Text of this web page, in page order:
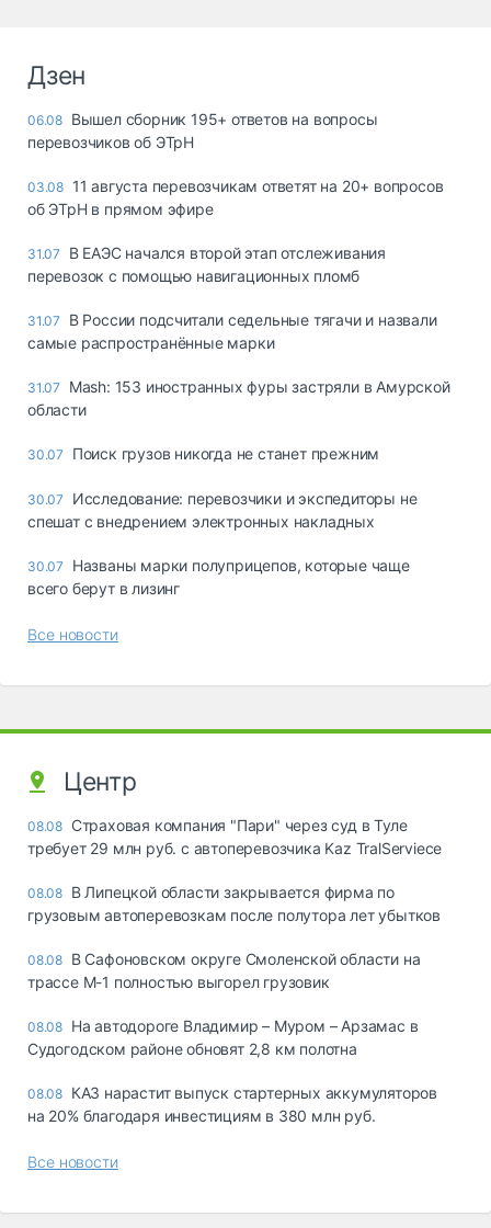
Дзен
06.08 Вышел сборник 195+ ответов на вопросы
перевозчиков об ЭТрН
03.08 11 августа перевозчикам ответят на 20+ вопросов
об ЭТрН в прямом эфире
31.07
В ЕАЭС начался второй этап отслеживания
перевозок с помощью навигационных пломб
31.07
В России подсчитали седельные тягачи и назвали
самые распространённые марки
31.07
Mash: 153 иностранных фуры застряли в Амурской
области
30.07 Поиск грузов никогда не станет прежним
30.07
Исследование: перевозчики и экспедиторы не
спешат с внедрением электронных накладных
30.07
Названы марки полуприцепов, которые чаще
всего берут в лизинг
Все новости
Центр
08.08 Страховая компания "Пари" через суд в Туле
требует 29 млн руб. с автоперевозчика Kaz TralServiece
08.08 В Липецкой области закрывается фирма по
грузовым автоперевозкам после полутора лет убытков
08.08 В Сафоновском округе Смоленской области на
трассе М-1 полностью выгорел грузовик
08.08 На автодороге Владимир – Муром – Арзамас в
Судогодском районе обновят 2,8 км полотна
08.08 КАЗ нарастит выпуск стартерных аккумуляторов
на 20% благодаря инвестициям в 380 млн руб.
Все новости